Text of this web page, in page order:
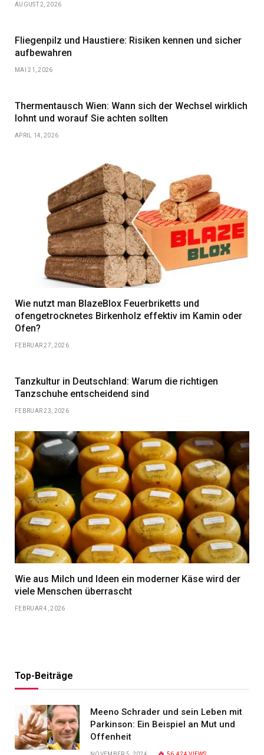
AUGUST 2, 2026
Fliegenpilz und Haustiere: Risiken kennen und sicher
aufbewahren
MAI 21, 2026
Thermentausch Wien: Wann sich der Wechsel wirklich
lohnt und worauf Sie achten sollten
APRIL 14, 2026
Wie nutzt man BlazeBlox Feuerbriketts und
ofengetrocknetes Birkenholz effektiv im Kamin oder
Ofen?
FEBRUAR 27, 2026
Tanzkultur in Deutschland: Warum die richtigen
Tanzschuhe entscheidend sind
FEBRUAR 23, 2026
Wie aus Milch und Ideen ein moderner Käse wird der
viele Menschen überrascht
FEBRUAR 4, 2026
Top-Beiträge
Meeno Schrader und sein Leben mit
Parkinson: Ein Beispiel an Mut und
Offenheit